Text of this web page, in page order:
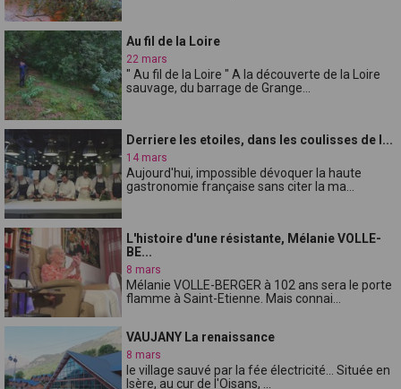
Au fil de la Loire
22 mars
" Au fil de la Loire " A la découverte de la Loire
sauvage, du barrage de Grange...
Derriere les etoiles, dans les coulisses de l...
14 mars
Aujourd'hui, impossible dévoquer la haute
gastronomie française sans citer la ma...
L'histoire d'une résistante, Mélanie VOLLE-
BE...
8 mars
Mélanie VOLLE-BERGER à 102 ans sera le porte
flamme à Saint-Etienne. Mais connai...
VAUJANY La renaissance
8 mars
le village sauvé par la fée électricité... Située en
Isère, au cur de l'Oisans, ...